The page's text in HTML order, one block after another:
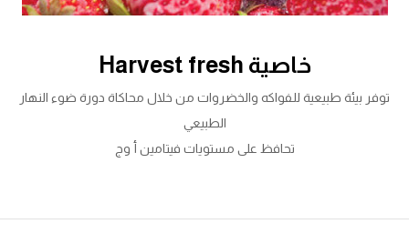
خاصية Harvest fresh
توفر بيئة طبيعية للفواكه والخضروات من خلال محاكاة دورة ضوء النهار
الطبيعي
تحافظ على مستويات فيتامين أ وج